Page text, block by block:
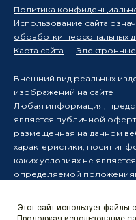
Политика
Использование сайта
обработки персональных
Карта сайта
Внешний вид реальных
изображений на сайте
Любая информация,
является публичной
размещенная на данном
характеристики, носит
каких условиях не
определяемой
Производитель
порядке вносить
Этот сайт использует файлы